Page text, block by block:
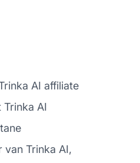
AI affiliate
AI
Trinka AI,